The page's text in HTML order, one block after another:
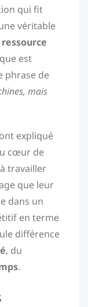
qui fit
véritable
est
phrase de
mais
expliqué
cœur de
travailler
que leur
dans un
en terme
différence
, du
.